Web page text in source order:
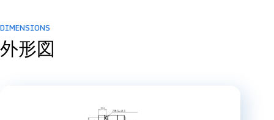
DIMENSIONS
外形図